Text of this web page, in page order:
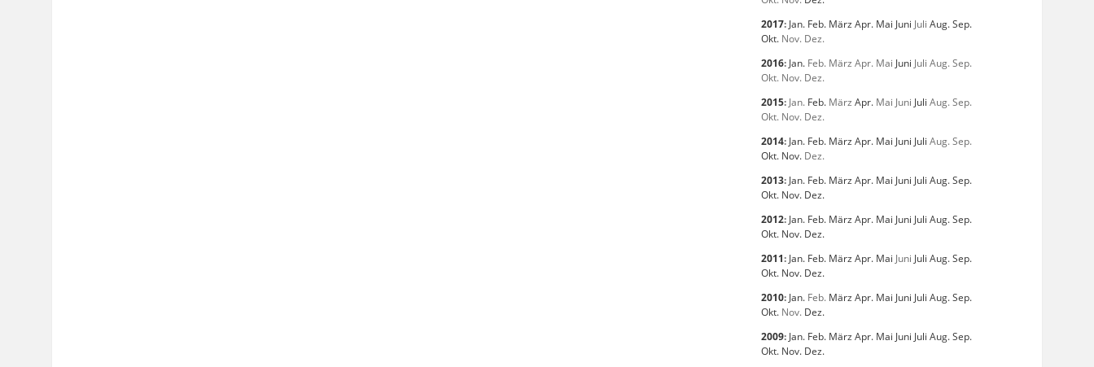
2017: Jan. Feb. März Apr. Mai Juni Juli Aug.Sep.
Okt. Nov. Dez.
2016: Jan. Feb. März Apr. Mai Juni Juli Aug.Sep.
Okt. Nov. Dez.
2015: Jan. Feb. März Apr. Mai Juni Juli Aug.Sep.
Okt. Nov. Dez.
2014: Jan. Feb. März Apr. Mai Juni Juli Aug.Sep.
Okt. Nov. Dez.
2013: Jan. Feb. März Apr. Mai Juni Juli Aug.Sep.
Okt. Nov. Dez.
2012: Jan. Feb. März Apr. Mai Juni Juli Aug.Sep.
Okt. Nov. Dez.
2011: Jan. Feb. März Apr. Mai Juni Juli Aug.Sep.
Okt. Nov. Dez.
2010: Jan. Feb. März Apr. Mai Juni Juli Aug.Sep.
Okt. Nov. Dez.
2009: Jan. Feb. März Apr. Mai Juni Juli Aug.Sep.
Okt. Nov. Dez.